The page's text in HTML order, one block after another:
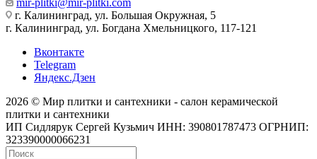
г. Калининград, ул. Большая Окружная, 5
г. Калининград, ул. Богдана Хмельницкого, 117-121
Вконтакте
Telegram
Яндекс.Дзен
2026 © Мир плитки и сантехники - салон керамической
плитки и сантехники
ИП Сидлярук Сергей Кузьмич ИНН: 390801787473 ОГРНИП:
323390000066231